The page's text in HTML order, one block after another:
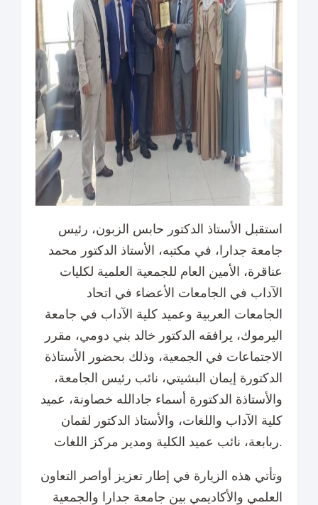
استقبل الأستاذ الدكتور حابس الزبون، رئيس
جامعة جدارا، في مكتبه، الأستاذ الدكتور محمد
عناقرة، الأمين العام للجمعية العلمية لكليات
الآداب في الجامعات الأعضاء في اتحاد
الجامعات العربية وعميد كلية الآداب في جامعة
اليرموك، يرافقه الدكتور خالد بني دومي، مقرر
الاجتماعات في الجمعية، وذلك بحضور الأستاذة
الدكتورة إيمان البشيتي، نائب رئيس الجامعة،
والأستاذة الدكتورة أسماء جادالله خصاونة، عميد
كلية الآداب واللغات، والأستاذ الدكتور لقمان
ربابعة، نائب عميد الكلية ومدير مركز اللغات.
وتأتي هذه الزيارة في إطار تعزيز أواصر التعاون
العلمي والأكاديمي بين جامعة جدارا والجمعية